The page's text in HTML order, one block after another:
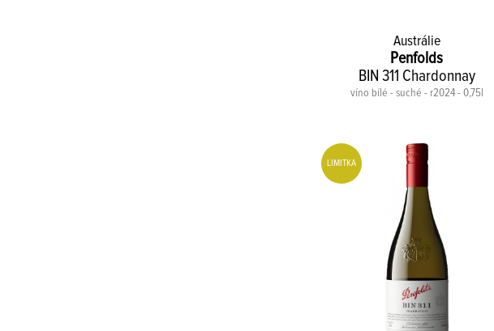
Austrálie
Penfolds
BIN 311 Chardonnay
víno bílé - suché - r2024 - 0,75l
LIMITKA